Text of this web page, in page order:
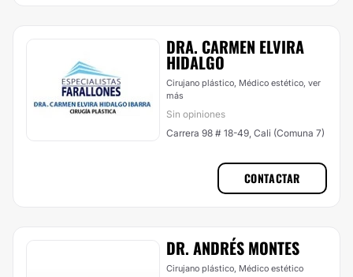
DRA. CARMEN ELVIRA
HIDALGO
Cirujano plástico, Médico estético, ver
más
Sin opiniones
Carrera 98 # 18-49, Cali (Comuna 7)
CONTACTAR
DR. ANDRÉS MONTES
Cirujano plástico, Médico estético